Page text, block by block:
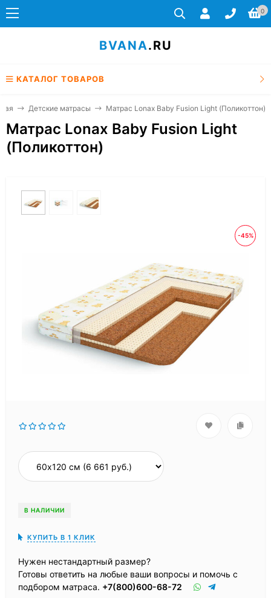
0
BVANA.RU
КАТАЛОГ ТОВАРОВ
Детские матрасы Матрас Lonax Baby Fusion Light (Поликоттон)
Матрас Lonax Baby Fusion Light
(Поликоттон)
-45%
В НАЛИЧИИ
КУПИТЬ В 1 КЛИК
Нужен нестандартный размер?
Готовы ответить на любые ваши вопросы и помочь с
подбором матраса. +7(800)600-68-72